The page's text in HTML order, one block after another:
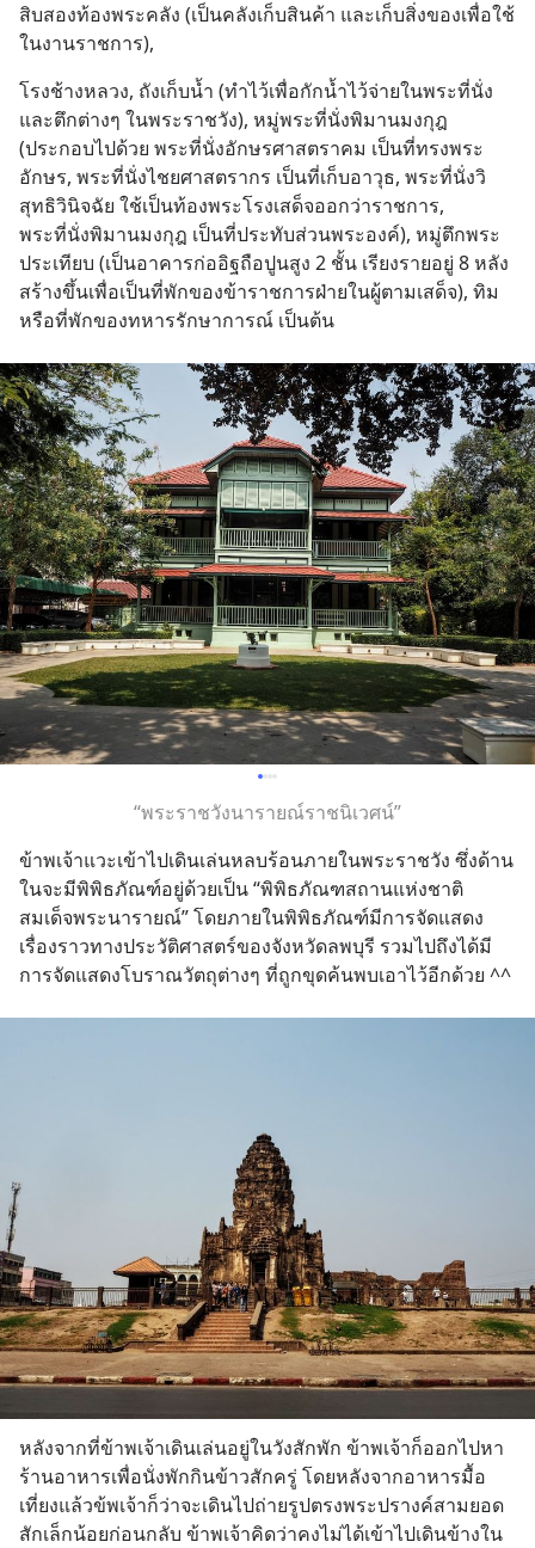
สิบสองท้องพระคลัง (เป็นคลังเก็บสินค้า และเก็บสิ่งของเพื่อใช้
ในงานราชการ),
โรงช้างหลวง, ถังเก็บน้ำ (ทำไว้เพื่อกักน้ำไว้จ่ายในพระที่นั่ง
และตึกต่างๆ ในพระราชวัง), หมู่พระที่นั่งพิมานมงกุฎ
(ประกอบไปด้วย พระที่นั่งอักษรศาสตราคม เป็นที่ทรงพระ
อักษร, พระที่นั่งไชยศาสตรากร เป็นที่เก็บอาวุธ, พระที่นั่งวิ
สุทธิวินิจฉัย ใช้เป็นท้องพระโรงเสด็จออกว่าราชการ,
พระที่นั่งพิมานมงกุฎ เป็นที่ประทับส่วนพระองค์), หมู่ตึกพระ
ประเทียบ (เป็นอาคารก่ออิฐถือปูนสูง 2 ชั้น เรียงรายอยู่ 8 หลัง
สร้างขึ้นเพื่อเป็นที่พักของข้าราชการฝ่ายในผู้ตามเสด็จ), ทิม
หรือที่พักของทหารรักษาการณ์ เป็นต้น
“พระราชวังนารายณ์ราชนิเวศน์”
ข้าพเจ้าแวะเข้าไปเดินเล่นหลบร้อนภายในพระราชวัง ซึ่งด้าน
ในจะมีพิพิธภัณฑ์อยู่ด้วยเป็น “พิพิธภัณฑสถานแห่งชาติ
สมเด็จพระนารายณ์” โดยภายในพิพิธภัณฑ์มีการจัดแสดง
เรื่องราวทางประวัติศาสตร์ของจังหวัดลพบุรี รวมไปถึงได้มี
การจัดแสดงโบราณวัตถุต่างๆ ที่ถูกขุดค้นพบเอาไว้อีกด้วย ^^
หลังจากที่ข้าพเจ้าเดินเล่นอยู่ในวังสักพัก ข้าพเจ้าก็ออกไปหา
ร้านอาหารเพื่อนั่งพักกินข้าวสักครู่ โดยหลังจากอาหารมื้อ
เที่ยงแล้วข้พเจ้าก็ว่าจะเดินไปถ่ายรูปตรงพระปรางค์สามยอด
สักเล็กน้อยก่อนกลับ ข้าพเจ้าคิดว่าคงไม่ได้เข้าไปเดินข้างใน